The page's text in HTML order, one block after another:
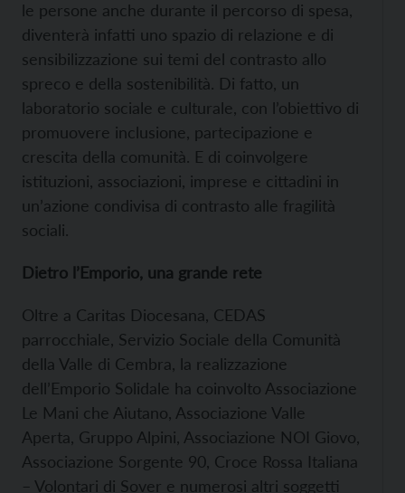
le persone anche durante il percorso di spesa,
diventerà infatti uno spazio di relazione e di
sensibilizzazione sui temi del contrasto allo
spreco e della sostenibilità. Di fatto, un
laboratorio sociale e culturale, con l’obiettivo di
promuovere inclusione, partecipazione e
crescita della comunità. E di coinvolgere
istituzioni, associazioni, imprese e cittadini in
un’azione condivisa di contrasto alle fragilità
sociali.
Dietro l’Emporio, una grande rete
Oltre a Caritas Diocesana, CEDAS
parrocchiale, Servizio Sociale della Comunità
della Valle di Cembra, la realizzazione
dell’Emporio Solidale ha coinvolto Associazione
Le Mani che Aiutano, Associazione Valle
Aperta, Gruppo Alpini, Associazione NOI Giovo,
Associazione Sorgente 90, Croce Rossa Italiana
– Volontari di Sover e numerosi altri soggetti